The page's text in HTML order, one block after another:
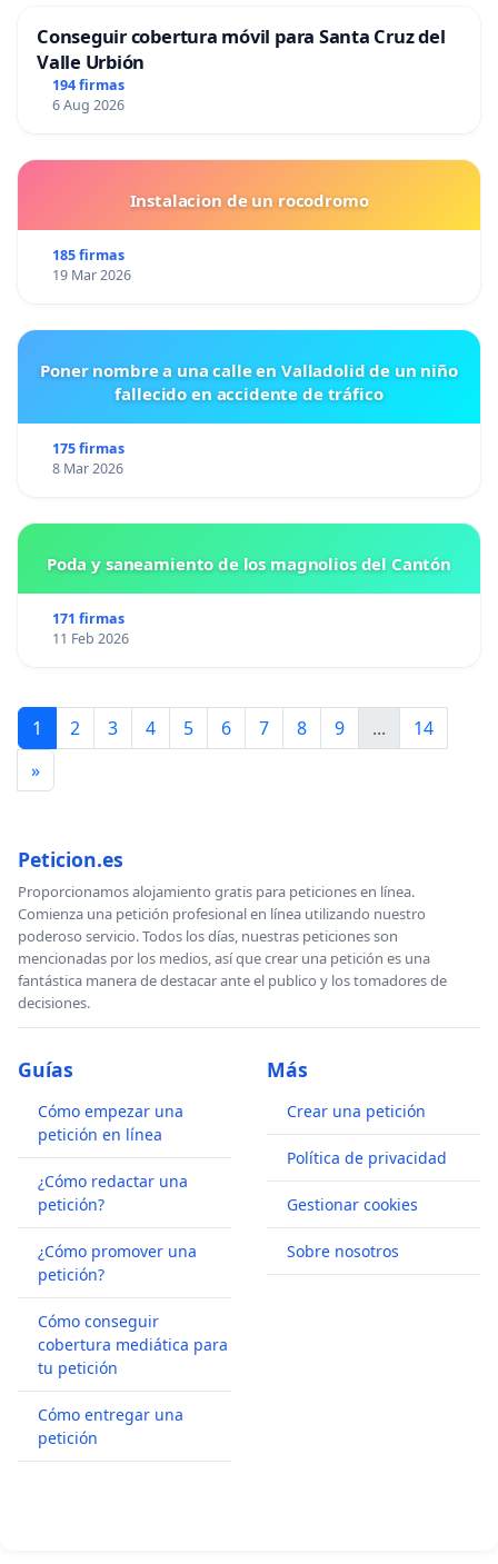
Conseguir cobertura móvil para Santa Cruz del
Valle Urbión
194 firmas
6 Aug 2026
Instalacion de un rocodromo
185 firmas
19 Mar 2026
Poner nombre a una calle en Valladolid de un niño
fallecido en accidente de tráfico
175 firmas
8 Mar 2026
Poda y saneamiento de los magnolios del Cantón
171 firmas
11 Feb 2026
1 2 3 4 5 6 7 8 9 ...
14
»
Peticion.es
Proporcionamos alojamiento gratis para peticiones en línea.
Comienza una petición profesional en línea utilizando nuestro
poderoso servicio. Todos los días, nuestras peticiones son
mencionadas por los medios, así que crear una petición es una
fantástica manera de destacar ante el publico y los tomadores de
decisiones.
Guías
Cómo empezar una
petición en línea
¿Cómo redactar una
petición?
¿Cómo promover una
petición?
Cómo conseguir
cobertura mediática para
tu petición
Cómo entregar una
petición
Más
Crear una petición
Política de privacidad
Gestionar cookies
Sobre nosotros